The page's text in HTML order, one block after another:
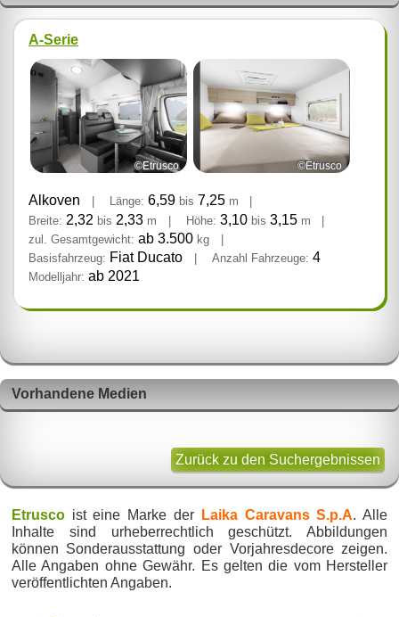
A-Serie
©Etrusco ©Etrusco
Alkoven Länge: 6,59 bis 7,25 m
Breite: 2,32 bis 2,33 m | Höhe: 3,10 bis 3,15 m
|
zul. Gesamtgewicht: ab 3.500 kg
|
Basisfahrzeug: Fiat Ducato Anzahl Fahrzeuge: 4
Modelljahr: ab 2021
Vorhandene Medien
Zurück zu den Suchergebnissen
Etruscoist eine Marke der Laika Caravans S.p.A. Alle
Inhalte sind urheberrechtlich geschützt. Abbildungen
können Sonderausstattung oder Vorjahresdecore zeigen.
Alle Angaben ohne Gewähr. Es gelten die vom Hersteller
veröffentlichten Angaben.